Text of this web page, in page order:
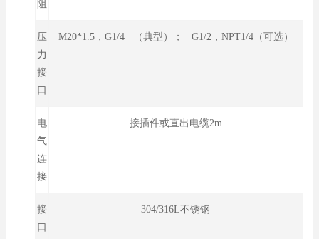
阻
压
力
接
口
M20*1.5，G1/4 （典型）； G1/2，NPT1/4（可选）
电
气
连
接
接插件或直出电缆2m
接
口
304/316L不锈钢